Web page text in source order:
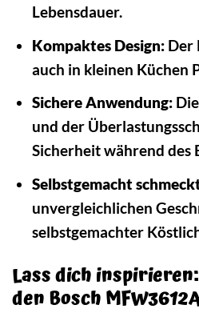
Lebensdauer.
Kompaktes Design:Der
auch in kleinen Küchen
Sichere Anwendung:
und der
Sicherheit während des
Selbstgemacht
unvergleichlichen
selbstgemachter
Lass dich
den Bosch